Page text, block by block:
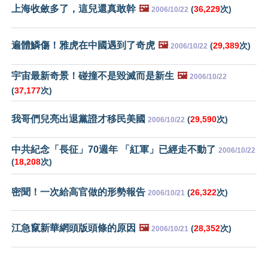
上海收斂多了，這兒還真敢幹 🖼️ 2006/10/22 (36,229次)
遍體鱗傷！雅虎在中國遇到了奇虎 🖼️ 2006/10/22 (29,389次)
宇宙最新奇景！碰撞不是毀滅而是新生 🖼️ 2006/10/22
(37,177次)
我哥們兒亮出退黨證才移民美國 2006/10/22 (29,590次)
中共紀念「長征」70週年 「紅軍」已經走不動了 2006/10/22
(18,208次)
密聞！一次給高官做的形勢報告 2006/10/21 (26,322次)
江急竄新華網頭版頭條的原因 🖼️ 2006/10/21 (28,352次)